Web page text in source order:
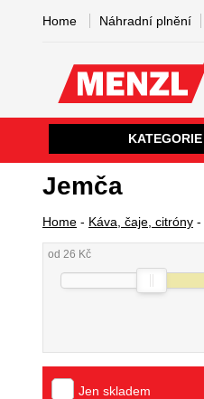
Jemča
Home - Káva, čaje, citróny -
od 26 Kč
Jen skladem
Home Náhradní plnění
KATEGORIE